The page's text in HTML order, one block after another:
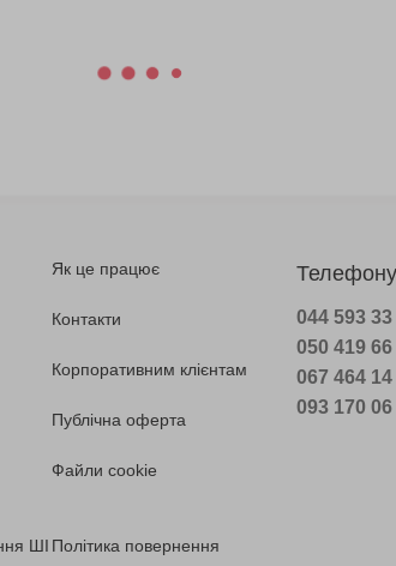
Як це працює
Контакти
Корпоративним клієнтам
Публічна оферта
Файли cookie
ШІ Політика повернення
044 593 33
050 419 66
067 464 14
093 170 06